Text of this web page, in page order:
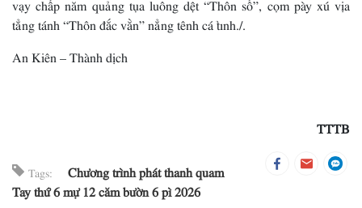
tẳng tánh “Thôn đắc vằn” nẳng tênh cá tỉnh./.
An Kiên – Thành dịch
TTTB
Tags:
Chương trình phát thanh quam
Tay thứ 6 mự 12 căm bườn 6 pì 2026